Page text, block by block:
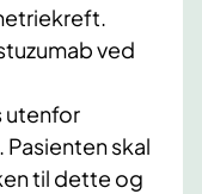
ved
utenfor
skal
til dette og